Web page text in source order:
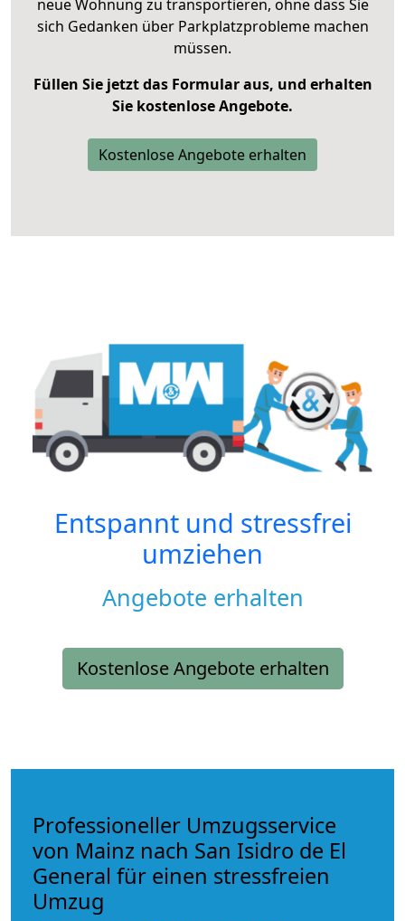
neue Wohnung zu transportieren, ohne dass Sie
sich Gedanken über Parkplatzprobleme machen
müssen.
Füllen Sie jetzt das Formular aus, und erhalten
Sie kostenlose Angebote.
Kostenlose Angebote erhalten
Entspannt und stressfrei
umziehen
Angebote erhalten
Kostenlose Angebote erhalten
Professioneller Umzugsservice
von Mainz nach San Isidro de El
General für einen stressfreien
Umzug